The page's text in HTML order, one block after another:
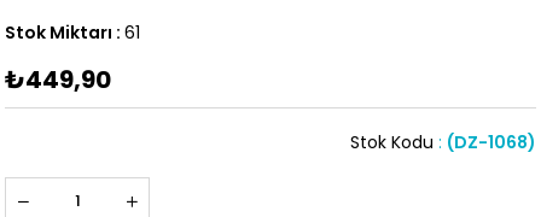
Stok Miktarı : 61
₺449,90
(DZ-1068)
Stok Kodu